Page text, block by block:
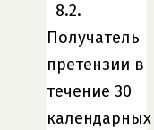
8.2.
Получатель
претензии в
течение 30
календарных